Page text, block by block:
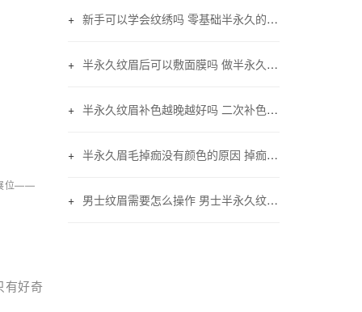
位——
有好奇
新手可以学会纹绣吗 零基础半永久的学习步骤和时间
半永久纹眉后可以敷面膜吗 做半永久眉毛能不能敷面膜
半永久纹眉补色越晚越好吗 二次补色注意事项
半永久眉毛掉痂没有颜色的原因 掉痂后没颜色怎么办
男士纹眉需要怎么操作 男士半永久纹眉的方法与技巧